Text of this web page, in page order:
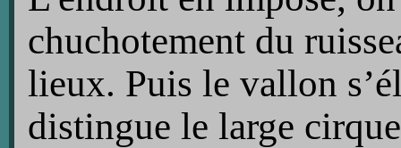
chuchotement du
lieux. Puis le vallon
distingue le large